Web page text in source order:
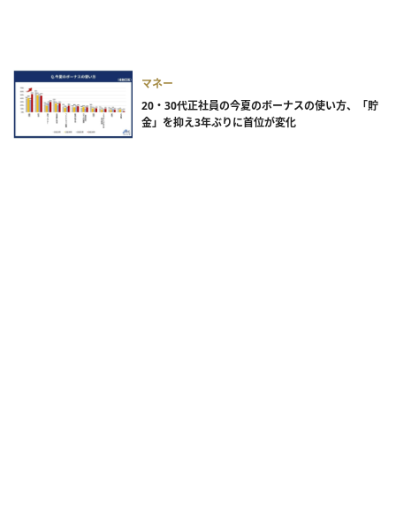
マネー
20・30代正社員の今夏のボーナスの使い方、「貯
金」を抑え3年ぶりに首位が変化